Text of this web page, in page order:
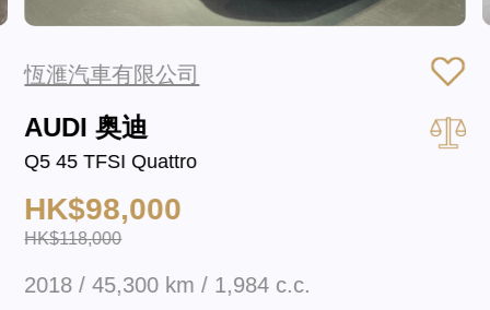
恆滙汽車有限公司
AUDI 奥迪
Q5 45 TFSI Quattro
HK$98,000
HK$118,000
2018 / 45,300 km / 1,984 c.c.